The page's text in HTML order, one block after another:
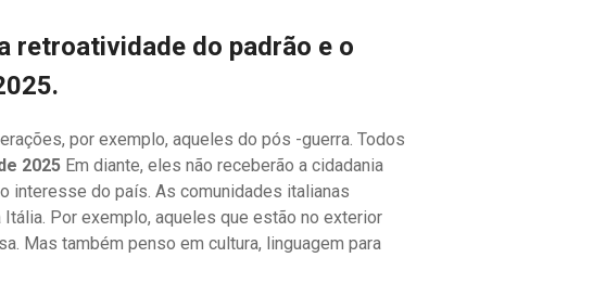
retroatividade do padrão e o
por exemplo, aqueles do pós -guerra. Todos
2025 Em diante, eles não receberão a cidadania
interesse do país. As comunidades italianas
Por exemplo, aqueles que estão no exterior
Mas também penso em cultura, linguagem para